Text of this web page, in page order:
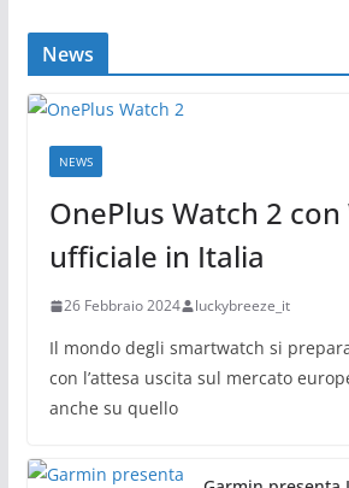
News
NEWS
OnePlus Watch 2 con
ufficiale in Italia
26 Febbraio 2024 luckybreeze_it
Il mondo degli smartwatch si
con l’attesa uscita sul mercato
anche su quello